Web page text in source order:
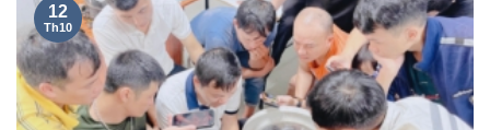
12
Th10